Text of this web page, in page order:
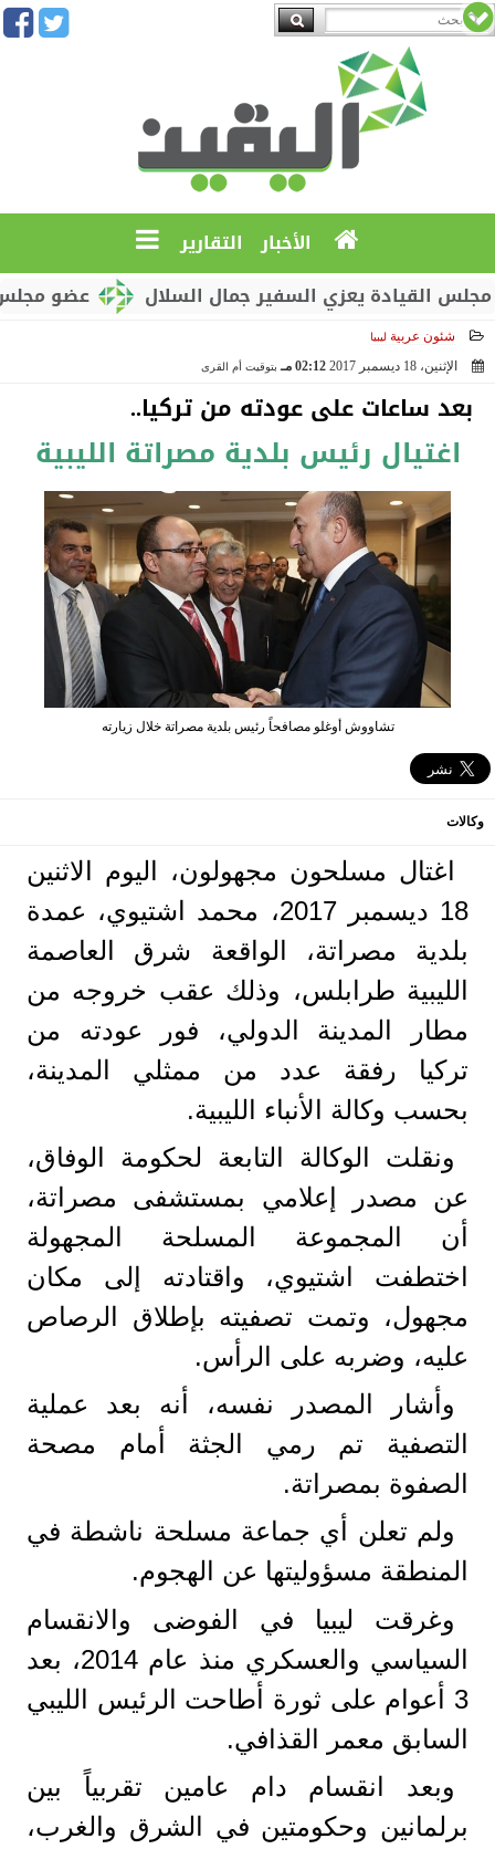
الأخبار التقارير
عضو مجلس
يعزي السفير جمال السلال
شئون عربية ليبيا
الإثنين، 18 ديسمبر 2017 02:12 مـ بتوقيت أم القرى
بعد ساعات على عودته من تركيا..
اغتيال رئيس بلدية مصراتة الليبية
تشاووش أوغلو مصافحاً رئيس بلدية مصراتة خلال زيارته
وكالات
اغتال مسلحون مجهولون، اليوم الاثنين
18 ديسمبر 2017، محمد اشتيوي، عمدة
بلدية مصراتة، الواقعة شرق العاصمة
الليبية طرابلس، وذلك عقب خروجه من
مطار المدينة الدولي، فور عودته من
تركيا رفقة عدد من ممثلي المدينة،
بحسب وكالة الأنباء الليبية.
ونقلت الوكالة التابعة لحكومة الوفاق،
عن مصدر إعلامي بمستشفى مصراتة،
أن المجموعة المسلحة المجهولة
اختطفت اشتيوي، واقتادته إلى مكان
مجهول، وتمت تصفيته بإطلاق الرصاص
عليه، وضربه على الرأس.
وأشار المصدر نفسه، أنه بعد عملية
التصفية تم رمي الجثة أمام مصحة
الصفوة بمصراتة.
ولم تعلن أي جماعة مسلحة ناشطة في
المنطقة مسؤوليتها عن الهجوم.
وغرقت ليبيا في الفوضى والانقسام
السياسي والعسكري منذ عام 2014، بعد
3 أعوام على ثورة أطاحت الرئيس الليبي
السابق معمر القذافي.
وبعد انقسام دام عامين تقربياً بين
برلمانين وحكومتين في الشرق والغرب،